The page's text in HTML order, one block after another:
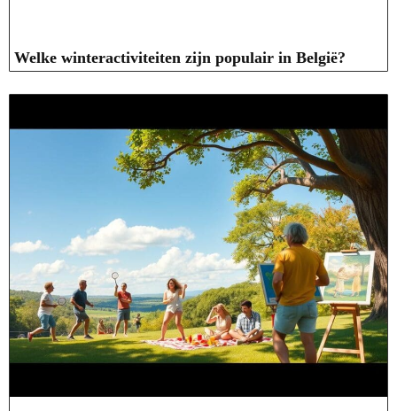
Welke winteractiviteiten zijn populair in België?